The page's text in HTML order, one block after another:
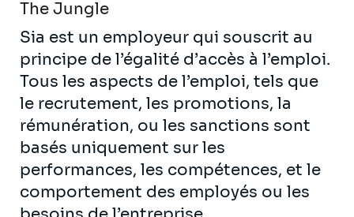
The Jungle
Sia est un employeur qui souscrit au
principe de l’égalité d’accès à l’emploi.
Tous les aspects de l’emploi, tels que
le recrutement, les promotions, la
rémunération, ou les sanctions sont
basés uniquement sur les
performances, les compétences, et le
comportement des employés ou les